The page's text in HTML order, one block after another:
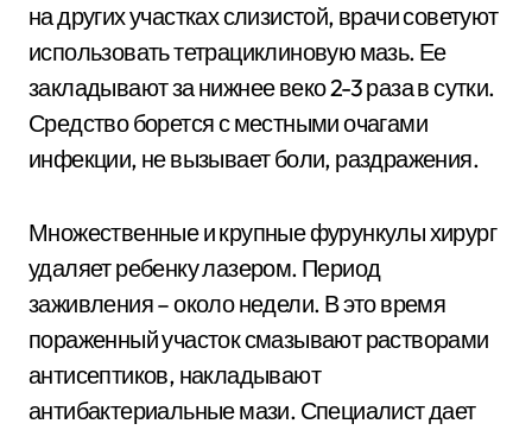
на других участках слизистой, врачи советуют
использовать тетрациклиновую мазь. Ее
закладывают за нижнее веко 2-3 раза в сутки.
Средство борется с местными очагами
инфекции, не вызывает боли, раздражения.
Множественные и крупные фурункулы хирург
удаляет ребенку лазером. Период
заживления – около недели. В это время
пораженный участок смазывают растворами
антисептиков, накладывают
антибактериальные мази. Специалист дает